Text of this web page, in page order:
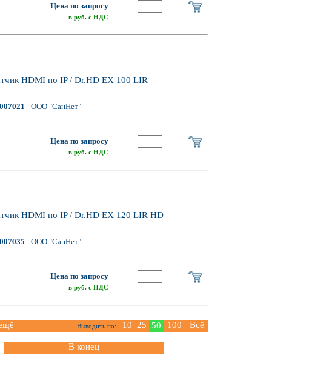
Цена по запросу
в руб. с НДС
HDMI по IP / Dr.HD EX 100 LIR
- ООО "СанНет"
Цена по запросу
в руб. с НДС
HDMI по IP / Dr.HD EX 120 LIR HD
- ООО "СанНет"
Цена по запросу
в руб. с НДС
Выводить по: 10 25 50 100 Всё
В конец